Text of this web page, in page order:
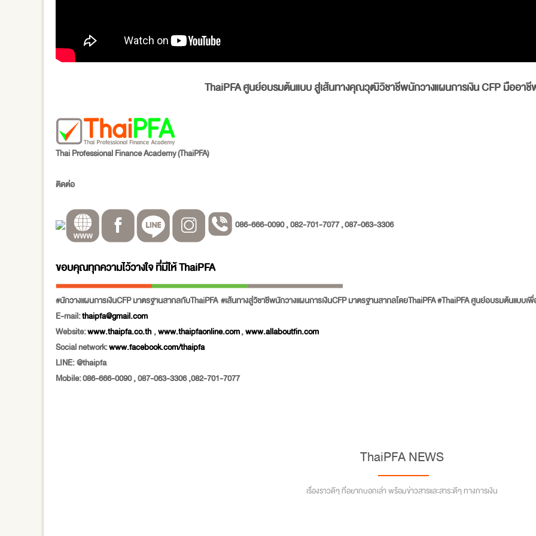
ThaiPFAศูนย์อบรมต้นแบบ สู่เส้นทางคุณวุฒิวิชาชีพนักวางแผนการเงินCFPมืออาชี
Thai Professional Finance Academy (ThaiPFA)
ติดต่อ
086-666-0090 , 082-701-7077 , 087-063-3306
ขอบคุณทุกความไว้วางใจ ที่มีให้ThaiPFA
#นักวางแผนการเงินCFP มาตรฐานสากลกับThaiPFA #เส้นทางสู่วิชาชีพนักวางแผนการเงินCFP มาตรฐานสากลโดยThaiPFA #ThaiPFA ศูนย์อบรมต้นแบบเ
E-mail:thaipfa@gmail.com
Website:www.thaipfa.co.th,www.thaipfaonline.com,www.allaboutfin.com
Social network:www.facebook.com/thaipfa
LINE: @thaipfa
Mobile: 086-666-0090 , 087-063-3306 ,082-701-7077
ThaiPFA NEWS
เรื่องราวดีๆ ที่อยากบอกเล่า พร้อมข่าวสารและสาระดีๆ ทางการเงิน